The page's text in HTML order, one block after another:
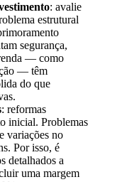
: avalie
estrutural
segurança,
— como
— têm
do que
: reformas
inicial. Problemas
variações no
Por isso, é
detalhados a
uma margem